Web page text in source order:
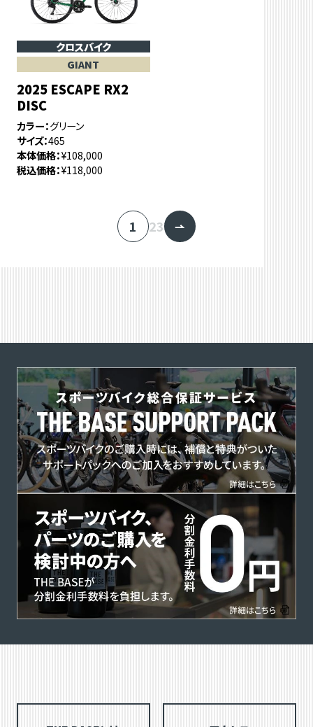
クロスバイク
GIANT
2025 ESCAPE RX2
DISC
カラー グリーン
サイズ 465
本体価格 ¥108,000
税込価格 ¥118,000
1 23